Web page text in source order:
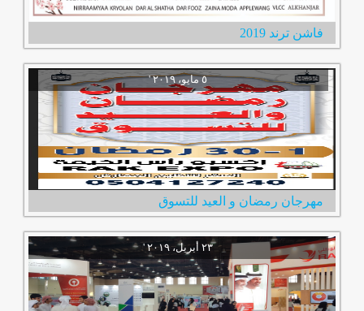
فاشن ترند 2019
‏٥ مايو، ٢٠١٩‏ ‏'‏
مهرجان رمضان و العيد للتسوق
‏٢٣ أبريل، ٢٠١٩‏ ‏'‏